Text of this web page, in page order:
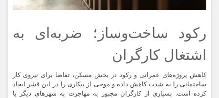
رکود ساخت‌وساز؛ ضربه‌ای به
اشتغال کارگران
کاهش پروژه‌های عمرانی و رکود در بخش مسکن، تقاضا برای نیروی کار
ساختمانی را به شدت کاهش داده و موجی از بیکاری را در این قشر ایجاد
کرده است. بسیاری از کارگران مجبور به مهاجرت به شهرهای دیگر یا